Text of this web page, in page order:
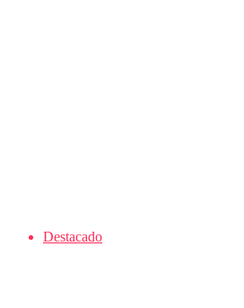
Destacado